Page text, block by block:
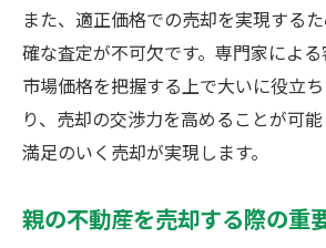
また、適正価格での売却を実現する
確な査定が不可欠です。専門家による
市場価格を把握する上で大いに役立
り、売却の交渉力を高めることが可
満足のいく売却が実現します。
親の不動産を売却する際の重